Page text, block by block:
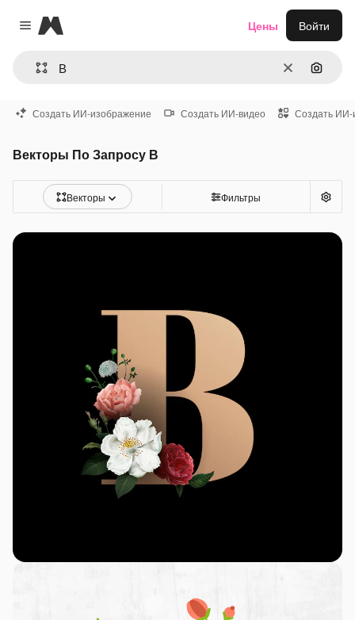
Close menu
Magnific
ОчиститьПоиск
Цены Войти
Создать ИИ-изображение Создать ИИ-видео Создать ИИ-
Векторы По Запросу В
Векторы Фильтры